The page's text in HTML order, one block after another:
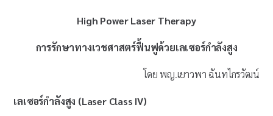
High Power Laser Therapy
การรักษาทางเวชศาสตร์ฟื้นฟูด้วยเลเซอร์กำลังสูง
โดย พญ.เยาวพา ฉันทไกรวัฒน์
เลเซอร์กำลังสูง (Laser Class IV)